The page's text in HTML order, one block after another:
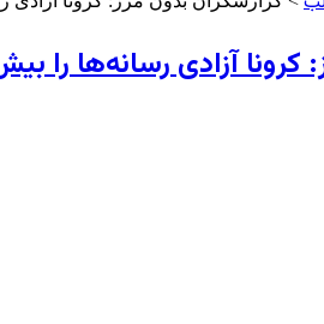
کرونا آزادی رسانه‌ها را